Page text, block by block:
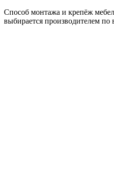
Способ монтажа и крепёж
выбирается производителем